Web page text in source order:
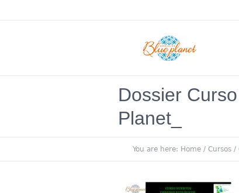
Dossier
Planet_
You are here: Home / Cursos /